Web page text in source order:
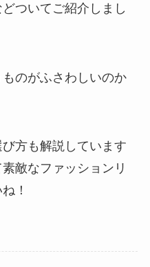
ついてご紹介しまし
のがふさわしいのか
方も解説しています
敵なファッションリ
！